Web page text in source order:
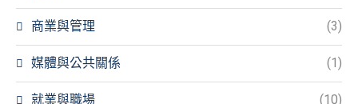
商業與管理 (3)
媒體與公共關係 (1)
就業與職場 (10)